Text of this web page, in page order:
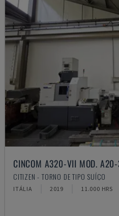
CINCOM A320-VII MOD.
CITIZEN - TORNO DE TIPO SUÍÇO
ITÁLIA 2019 11.000 HRS